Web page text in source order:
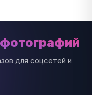
для соцсетей и